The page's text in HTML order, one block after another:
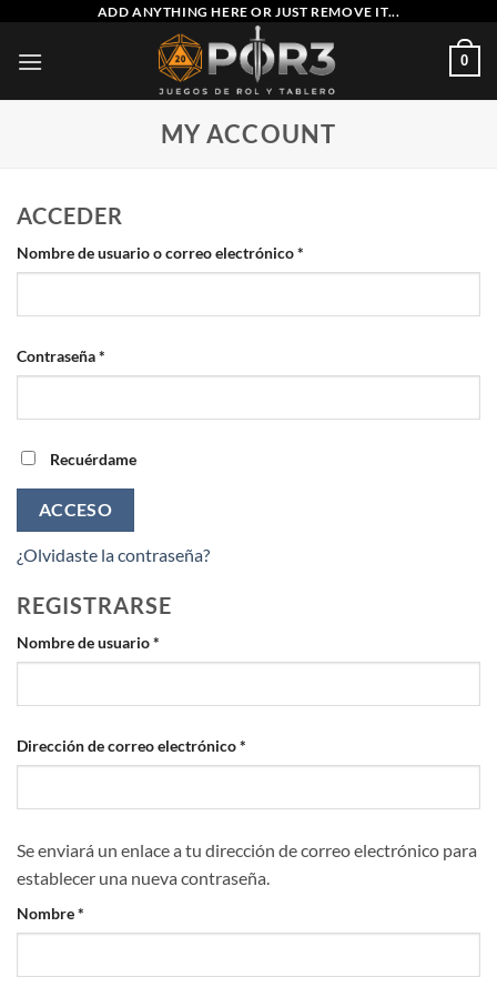
contenido
ADD ANYTHING HERE OR JUST REMOVE IT...
0
MY ACCOUNT
ACCEDER
Nombre de usuario o correo electrónico*
Contraseña*
Recuérdame
ACCESO
¿Olvidaste la contraseña?
REGISTRARSE
Nombre de usuario*
Dirección de correo electrónico*
Se enviará un enlace a tu dirección de correo electrónico para
establecer una nueva contraseña.
Nombre*